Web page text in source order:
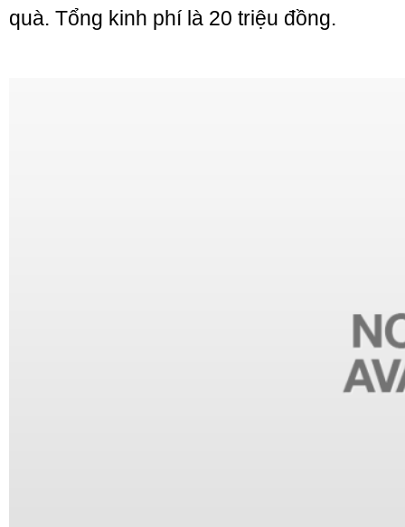
quà. Tổng kinh phí là 20 triệu đồng.